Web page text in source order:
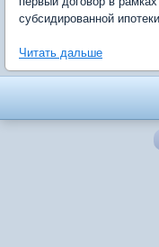
субсидированной
Читать дальше